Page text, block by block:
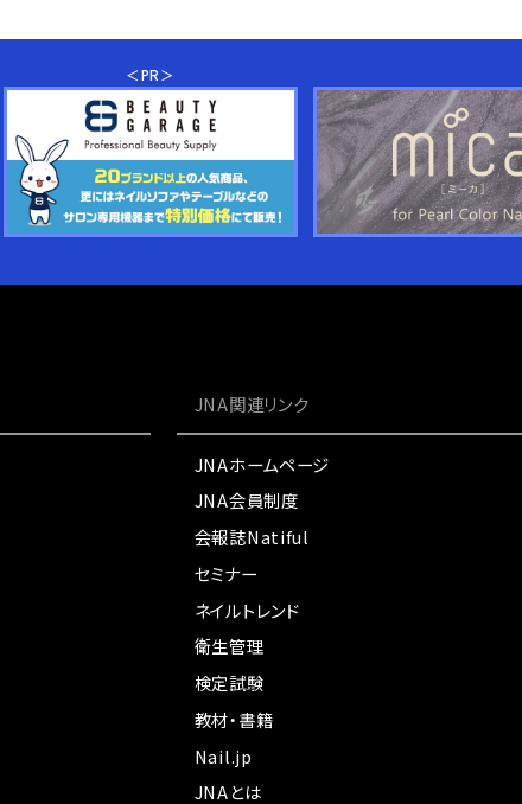
＜PR＞
JNA関連リンク
JNAホームページ
JNA会員制度
会報誌Natiful
セミナー
ネイルトレンド
衛生管理
検定試験
教材・書籍
Nail.jp
JNAとは